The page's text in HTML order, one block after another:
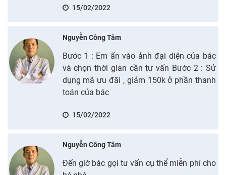
15/02/2022
Nguyễn Công Tâm
Bước 1 : Em ấn vào ảnh đại diện của bác
và chọn thời gian cần tư vấn Bước 2 : Sử
dụng mã ưu đãi , giảm 150k ở phần thanh
toán của bác
15/02/2022
Nguyễn Công Tâm
Đến giờ bác gọi tư vấn cụ thể miễn phí cho